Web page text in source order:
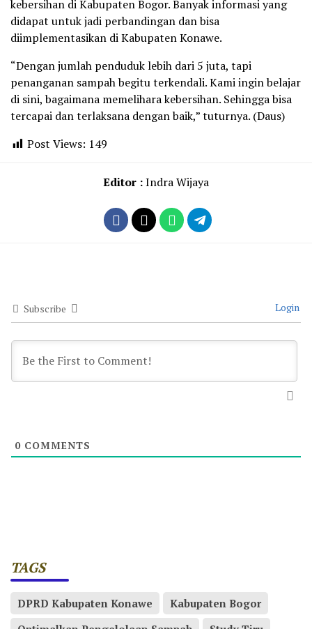
kebersihan di Kabupaten Bogor. Banyak informasi yang
didapat untuk jadi perbandingan dan bisa
diimplementasikan di Kabupaten Konawe.
“Dengan jumlah penduduk lebih dari 5 juta, tapi
penanganan sampah begitu terkendali. Kami ingin belajar
di sini, bagaimana memelihara kebersihan. Sehingga bisa
tercapai dan terlaksana dengan baik,” tuturnya. (Daus)
Post Views: 149
Editor :Indra Wijaya
Subscribe Login
0 COMMENTS
TAGS
DPRD Kabupaten Konawe
Kabupaten Bogor